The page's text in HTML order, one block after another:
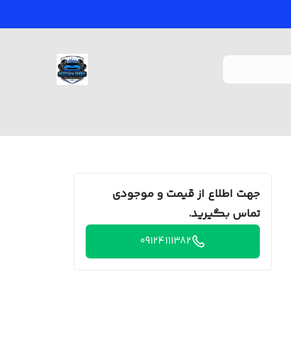
جهت اطلاع از قیمت و موجودی
تماس بگیرید.
09124111382